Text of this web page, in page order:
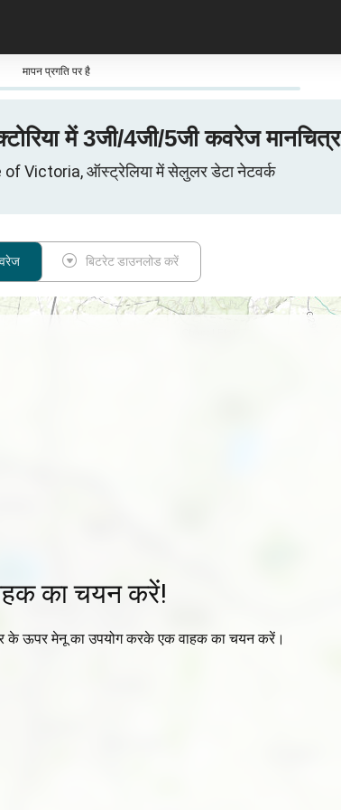
मापन प्रगति पर है
में 3जी/4जी/5जी कवरेज मानचित्र
of Victoria, ऑस्ट्रेलिया में सेलुलर डेटा नेटवर्क
बिटरेट डाउनलोड करें
का चयन करें!
के ऊपर मेनू का उपयोग करके एक वाहक का चयन करें।